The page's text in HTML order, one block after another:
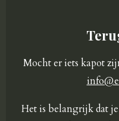
Mocht er iets kapot
Het is belangrijk dat